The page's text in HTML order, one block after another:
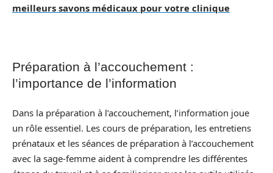
meilleurs savons médicaux pour votre clinique
Préparation à l’accouchement :
l’importance de l’information
Dans la préparation à l’accouchement, l’information joue
un rôle essentiel. Les cours de préparation, les entretiens
prénataux et les séances de préparation à l’accouchement
avec la sage-femme aident à comprendre les différentes